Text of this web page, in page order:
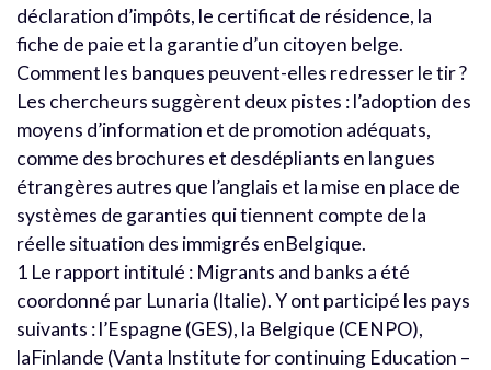
déclaration d’impôts, le certificat de résidence, la
fiche de paie et la garantie d’un citoyen belge.
Comment les banques peuvent-elles redresser le tir ?
Les chercheurs suggèrent deux pistes : l’adoption des
moyens d’information et de promotion adéquats,
comme des brochures et desdépliants en langues
étrangères autres que l’anglais et la mise en place de
systèmes de garanties qui tiennent compte de la
réelle situation des immigrés enBelgique.
1 Le rapport intitulé : Migrants and banks a été
coordonné par Lunaria (Italie). Y ont participé les pays
suivants : l’Espagne (GES), la Belgique (CENPO),
laFinlande (Vanta Institute for continuing Education –